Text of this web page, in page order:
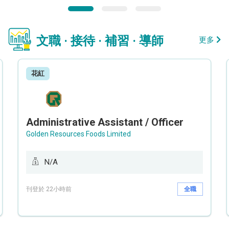
文職 · 接待 · 補習 · 導師 更多
花紅
Administrative Assistant / Officer
Golden Resources Foods Limited
N/A
刊登於 22小時前 全職